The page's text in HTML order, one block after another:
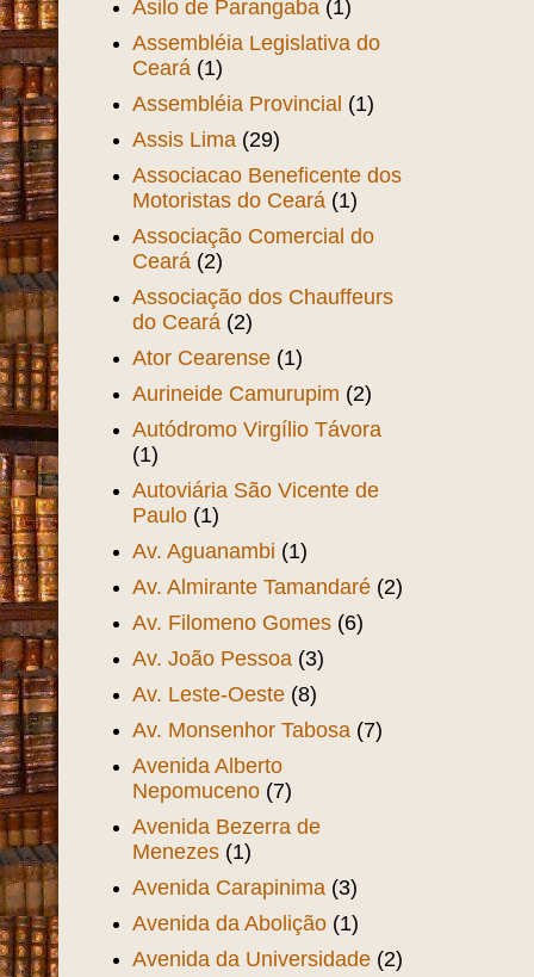
Asilo de Parangaba (1)
Assembléia Legislativa do
Ceará (1)
Assembléia Provincial (1)
Assis Lima (29)
Associacao Beneficente dos
Motoristas do Ceará (1)
Associação Comercial do
Ceará (2)
Associação dos Chauffeurs
do Ceará (2)
Ator Cearense (1)
Aurineide Camurupim (2)
Autódromo Virgílio Távora
(1)
Autoviária São Vicente de
Paulo (1)
Av. Aguanambi (1)
Av. Almirante Tamandaré (2)
Av. Filomeno Gomes (6)
Av. João Pessoa (3)
Av. Leste-Oeste (8)
Av. Monsenhor Tabosa (7)
Avenida Alberto
Nepomuceno (7)
Avenida Bezerra de
Menezes (1)
Avenida Carapinima (3)
Avenida da Abolição (1)
Avenida da Universidade (2)